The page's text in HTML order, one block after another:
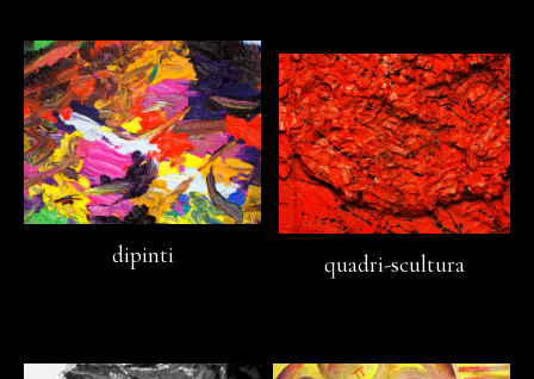
dipinti quadri-scultura